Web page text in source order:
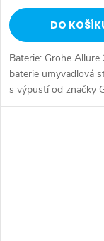
DO
Baterie: Grohe
baterie umyvadlová
s výpustí od značky
Série: Allure. Typ